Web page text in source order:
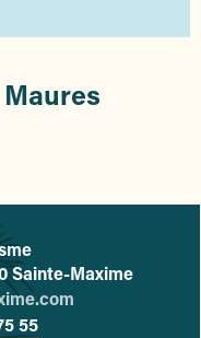
de tourisme de Sainte-
Sainte-Maxime
55